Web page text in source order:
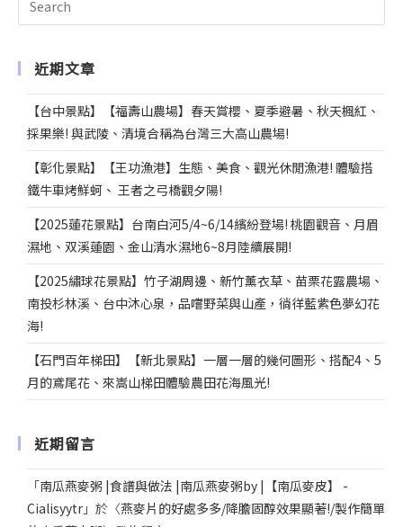
近期文章
【台中景點】【福壽山農場】春天賞櫻、夏季避暑、秋天楓紅、
採果樂! 與武陵、清境合稱為台灣三大高山農場!
【彰化景點】【王功漁港】生態、美食、觀光休閒漁港! 體驗搭
鐵牛車烤鮮蚵、 王者之弓橋觀夕陽!
【2025蓮花景點】台南白河5/4~6/14繽紛登場! 桃園觀音、月眉
濕地、双溪蓮園、金山清水濕地6~8月陸續展開!
【2025繡球花景點】竹子湖周邊、新竹薰衣草、苗栗花露農場、
南投杉林溪、台中沐心泉，品嚐野菜與山產，徜徉藍紫色夢幻花
海!
【石門百年梯田】【新北景點】一層一層的幾何圖形、搭配4、5
月的鳶尾花、來嵩山梯田體驗農田花海風光!
近期留言
「南瓜燕麥粥 |食譜與做法 |南瓜燕麥粥by |【南瓜麥皮】 -
Cialisyytr 」於〈燕麥片的好處多多/降膽固醇效果顯著!/製作簡單